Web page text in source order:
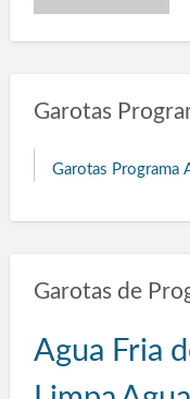
Garotas
Garotas Programa
Garotas de
Agua Fria